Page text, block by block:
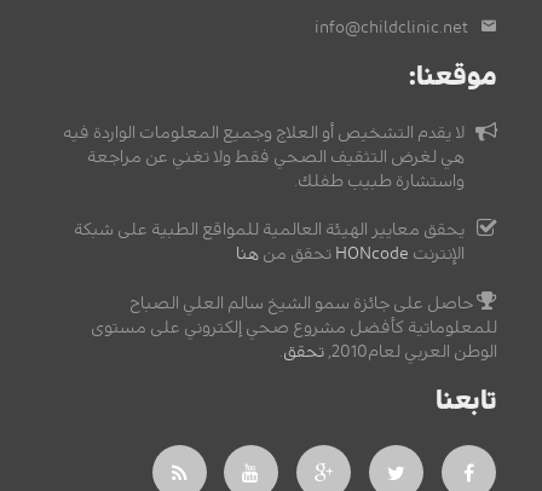
info@childclinic.net
موقعنا:
لا يقدم التشخيص أو العلاج وجميع المعلومات الواردة فيه
هي لغرض التثقيف الصحي فقط ولا تغني عن مراجعة
واستشارة طبيب طفلك.
يحقق معايير الهيئة العالمية للمواقع الطبية على شبكة
الإنترنت HONcode تحقق من هنا
حاصل على جائزة سمو الشيخ سالم العلي الصباح
للمعلوماتية كأفضل مشروع صحي إلكتروني على مستوى
الوطن العربي لعام2010,
تحقق.
تابعنا